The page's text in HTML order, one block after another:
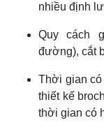
nhiều định
Quy cách
đường), cắt
Thời gian có
thiết kế
thời gian có